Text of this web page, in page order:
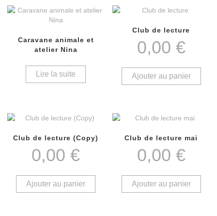
Caravane animale et
atelier Nina
Lire la suite
Club de lecture
0,00 €
Ajouter au panier
Club de lecture (Copy)
0,00€
Ajouter au panier
Club de lecture mai
0,00 €
Ajouter au panier